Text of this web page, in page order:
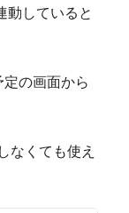
動していると
の画面から
なくても使え